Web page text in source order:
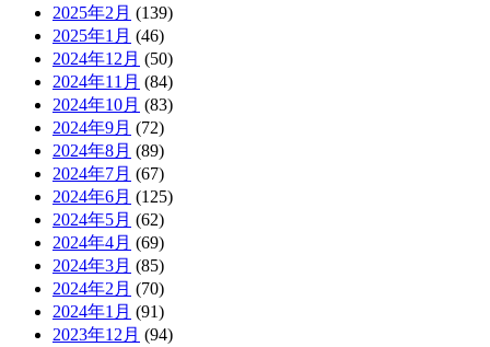
2025年2月 (139)
2025年1月 (46)
2024年12月 (50)
2024年11月 (84)
2024年10月 (83)
2024年9月 (72)
2024年8月 (89)
2024年7月 (67)
2024年6月 (125)
2024年5月 (62)
2024年4月 (69)
2024年3月 (85)
2024年2月 (70)
2024年1月 (91)
2023年12月 (94)